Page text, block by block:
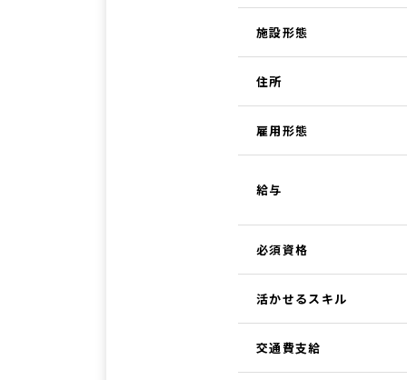
施設形態
住所
雇用形態
給与
必須資格
活かせるスキル
交通費支給